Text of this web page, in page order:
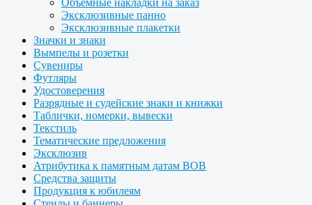
Объёмные накладки на заказ
Эксклюзивные панно
Эксклюзивные плакетки
Значки и знаки
Вымпелы и розетки
Сувениры
Футляры
Удостоверения
Разрядные и судейские знаки и книжки
Таблички, номерки, вывески
Текстиль
Тематические предложения
Эксклюзив
Атрибутика к памятным датам ВОВ
Средства защиты
Продукция к юбилеям